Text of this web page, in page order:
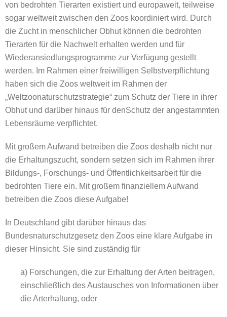
von bedrohten Tierarten existiert und europaweit, teilweise
sogar weltweit zwischen den Zoos koordiniert wird. Durch
die Zucht in menschlicher Obhut können die bedrohten
Tierarten für die Nachwelt erhalten werden und für
Wiederansiedlungsprogramme zur Verfügung gestellt
werden. Im Rahmen einer freiwilligen Selbstverpflichtung
haben sich die Zoos weltweit im Rahmen der
„Weltzoonaturschutzstrategie“ zum Schutz der Tiere in ihrer
Obhut und darüber hinaus für denSchutz der angestammten
Lebensräume verpflichtet.
Mit großem Aufwand betreiben die Zoos deshalb nicht nur
die Erhaltungszucht, sondern setzen sich im Rahmen ihrer
Bildungs-, Forschungs- und Öffentlichkeitsarbeit für die
bedrohten Tiere ein. Mit großem finanziellem Aufwand
betreiben die Zoos diese Aufgabe!
In Deutschland gibt darüber hinaus das
Bundesnaturschutzgesetz den Zoos eine klare Aufgabe in
dieser Hinsicht. Sie sind zuständig für
a) Forschungen, die zur Erhaltung der Arten beitragen,
einschließlich des Austausches von Informationen über
die Arterhaltung, oder